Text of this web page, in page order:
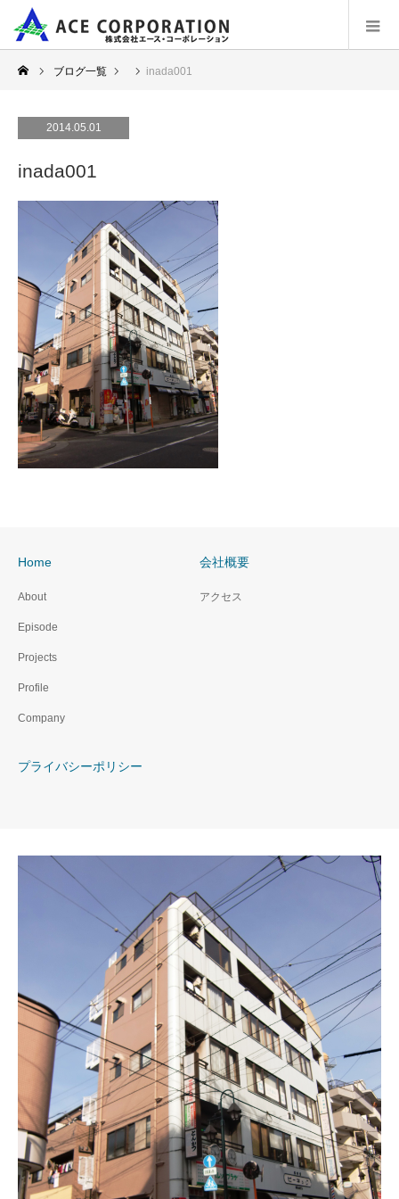
ブログ一覧 inada001
2014.05.01
inada001
Home
About
Episode
Projects
Profile
Company
会社概要
アクセス
プライバシーポリシー